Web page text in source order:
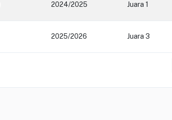
2024/2025 Juara 1
2025/2026 Juara 3